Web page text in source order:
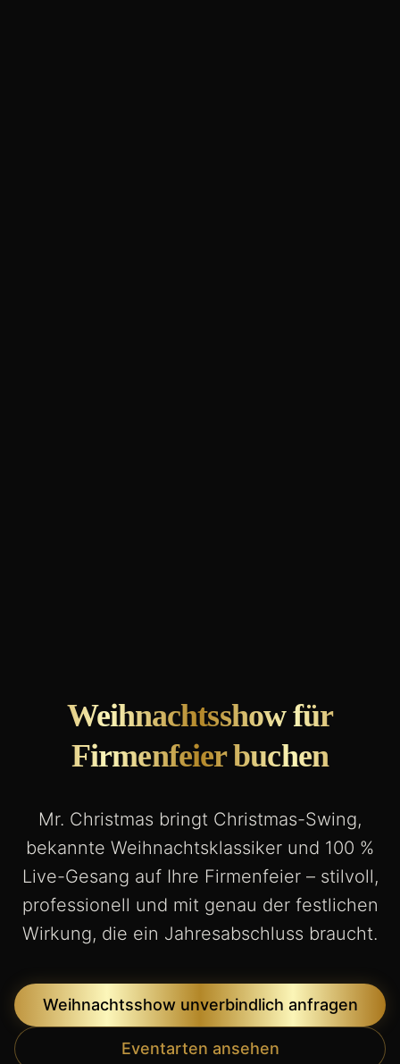
Weihnachtsshow für
Firmenfeier buchen
Mr. Christmas bringt Christmas-Swing,
bekannte Weihnachtsklassiker und 100 %
Live-Gesang auf Ihre Firmenfeier – stilvoll,
professionell und mit genau der festlichen
Wirkung, die ein Jahresabschluss braucht.
Weihnachtsshow unverbindlich anfragen
Eventarten ansehen